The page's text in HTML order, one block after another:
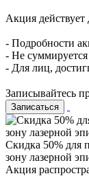
Акция
- Подробности
- Не
- Для лиц,
Записывайтесь
Записаться
Cкидка 50% для
зону лазерной
Акция